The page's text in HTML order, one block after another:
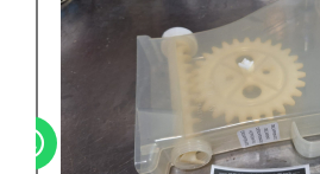
Añadir a la cesta